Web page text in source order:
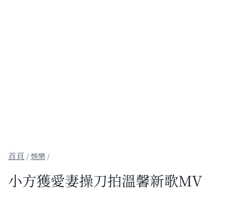
/娛樂 /
小方獲愛妻操刀拍溫馨新歌MV